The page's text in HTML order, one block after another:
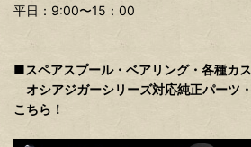
平日：9:00〜15：00
■スペアスプール・ベアリング・各種カ
オシアジガーシリーズ対応純正パーツ
こちら！